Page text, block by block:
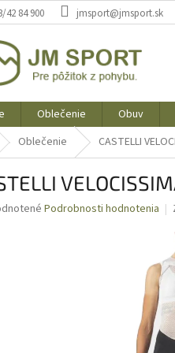
42 84 900 jmsport@jmsport.sk
Oblečenie Obuv
Oblečenie CASTELLI
Podrobnosti hodnotenia